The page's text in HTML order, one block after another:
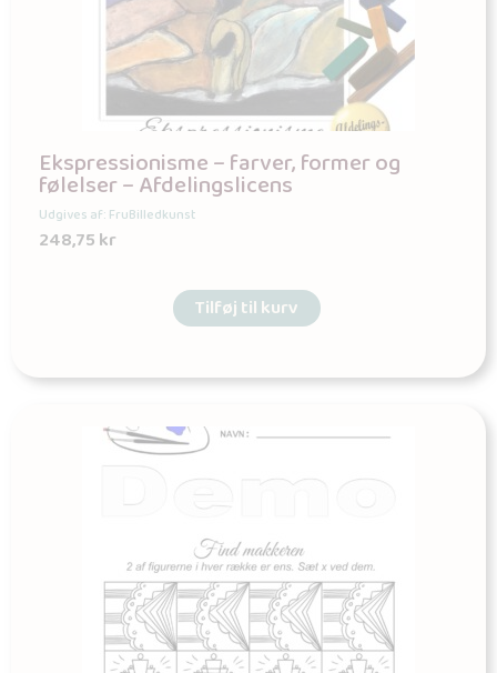
Ekspressionisme – farver, former og
følelser – Afdelingslicens
Udgives af: FruBilledkunst
248,75kr
Tilføj til kurv